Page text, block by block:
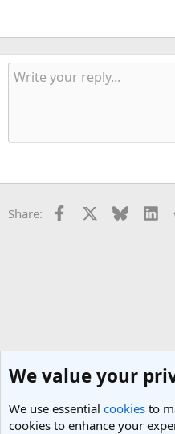
Share: Facebook Bluesky
We value your
We use essential cookies to
cookies to enhance your